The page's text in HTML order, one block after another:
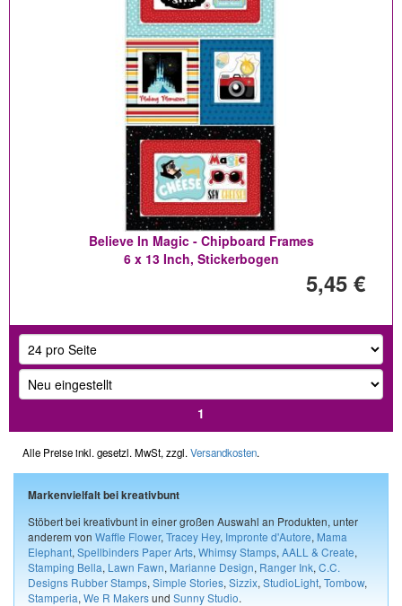
Believe In Magic - Chipboard Frames
6 x 13 Inch, Stickerbogen
5,45 €
1
Alle Preise inkl. gesetzl. MwSt, zzgl. Versandkosten.
Markenvielfalt bei kreativbunt
Stöbert bei kreativbunt in einer großen Auswahl an Produkten, unter
anderem von Waffle Flower, Tracey Hey, Impronte d'Autore, Mama
Elephant, Spellbinders Paper Arts, Whimsy Stamps, AALL & Create,
Stamping Bella, Lawn Fawn, Marianne Design, Ranger Ink, C.C.
Designs Rubber Stamps, Simple Stories, Sizzix, StudioLight, Tombow,
Stamperia, We R Makersund Sunny Studio.